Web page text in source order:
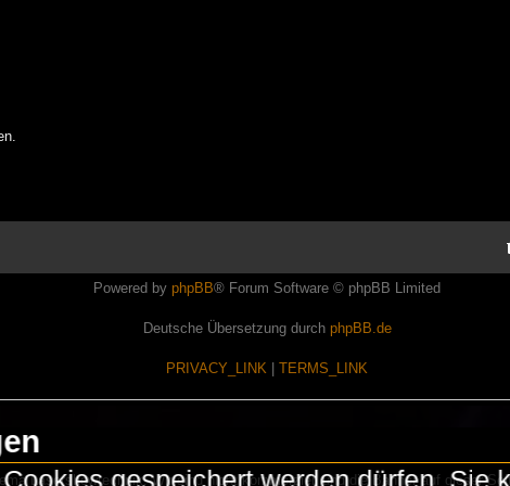
Powered by phpBB® Forum Software © phpBB Limited
Deutsche Übersetzung durch phpBB.de
PRIVACY_LINK TERMS_LINK
Lasershowtechnik. Wir sind nicht kommerziell und die Banner auf dieser
gespeichert werden dürfen. Sie